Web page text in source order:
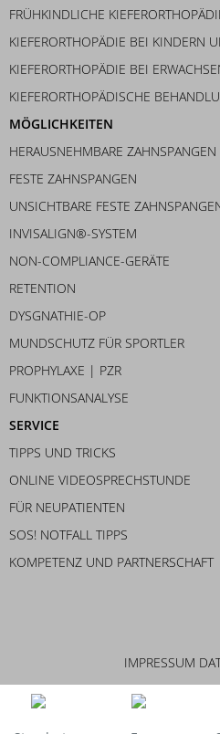
FRÜHKINDLICHE
KIEFERORTHOPÄDIE BEI KINDERN
KIEFERORTHOPÄDIE BEI
KIEFERORTHOPÄDISCHE
MÖGLICHKEITEN
HERAUSNEHMBARE ZAHNSPANGEN
FESTE ZAHNSPANGEN
UNSICHTBARE FESTE
INVISALIGN®-SYSTEM
NON-COMPLIANCE-GERÄTE
RETENTION
DYSGNATHIE-OP
MUNDSCHUTZ FÜR SPORTLER
PROPHYLAXE | PZR
FUNKTIONSANALYSE
SERVICE
TIPPS UND TRICKS
ONLINE VIDEOSPRECHSTUNDE
FÜR NEUPATIENTEN
SOS! NOTFALL TIPPS
KOMPETENZ UND PARTNERSCHAFT
IMPRESSUM